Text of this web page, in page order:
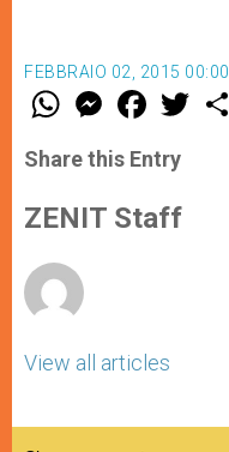
FEBBRAIO 02, 2015 00:00
W
t
s
p
p
M
e
s
e
g
e
F
a
e
b
o
k
w
Share this Entry
ZENIT Staff
View all articles